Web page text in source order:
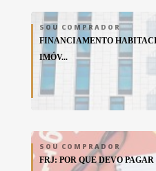
SOU COMPRADOR
FINANCIAMENTO
IMÓV...
SOU COMPRADOR
FRJ: POR QUE DEVO